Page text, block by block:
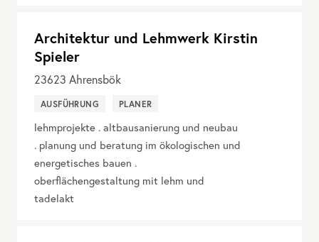
Architektur und Lehmwerk Kirstin
Spieler
23623 Ahrensbök
AUSFÜHRUNG PLANER
lehmprojekte . altbausanierung und neubau
. planung und beratung im ökologischen und
energetisches bauen .
oberflächengestaltung mit lehm und
tadelakt